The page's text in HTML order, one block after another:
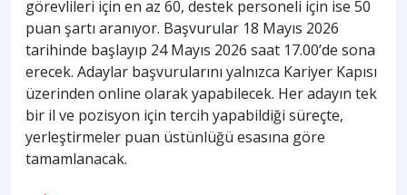
görevlileri için en az 60, destek personeli için ise 50
puan şartı aranıyor. Başvurular 18 Mayıs 2026
tarihinde başlayıp 24 Mayıs 2026 saat 17.00’de sona
erecek. Adaylar başvurularını yalnızca Kariyer Kapısı
üzerinden online olarak yapabilecek. Her adayın tek
bir il ve pozisyon için tercih yapabildiği süreçte,
yerleştirmeler puan üstünlüğü esasına göre
tamamlanacak.